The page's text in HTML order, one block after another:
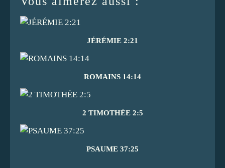
JÉRÉMIE 2:21
ROMAINS 14:14
2 TIMOTHÉE 2:5
PSAUME 37:25